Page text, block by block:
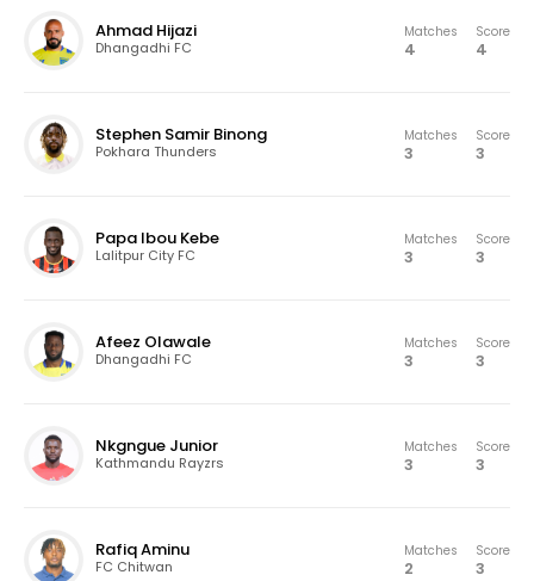
Ahmad Hijazi
Dhangadhi FC
Matches
4
Score
4
Stephen Samir Binong
Pokhara Thunders
Matches
3
Score
3
Papa Ibou Kebe
Lalitpur City FC
Matches
3
Score
3
Afeez Olawale
Dhangadhi FC
Matches
3
Score
3
Nkgngue Junior
Kathmandu Rayzrs
Matches
3
Score
3
Rafiq Aminu
FC Chitwan
Matches
2
Score
3